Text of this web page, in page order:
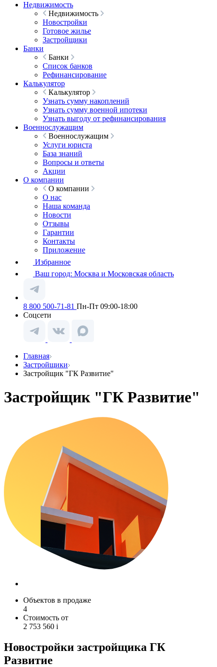
Недвижимость
Недвижимость
Новостройки
Готовое жилье
Застройщики
Банки
Банки
Список банков
Рефинансирование
Калькулятор
Калькулятор
Узнать сумму накоплений
Узнать сумму военной ипотеки
Узнать выгоду от рефинансирования
Военнослужащим
Военнослужащим
Услуги юриста
База знаний
Вопросы и ответы
Акции
О компании
О компании
О нас
Наша команда
Новости
Отзывы
Гарантии
Контакты
Приложение
Избранное
Ваш город: Москва и Московская область
8 800 500-71-81 Пн-Пт 09:00-18:00
Соцсети
Главная
Застройщики
Застройщик "ГК Развитие"
Застройщик "ГК Развитие"
Объектов в продаже
4
Стоимость от
2 753 560 i
Новостройки застройщика ГК
Развитие